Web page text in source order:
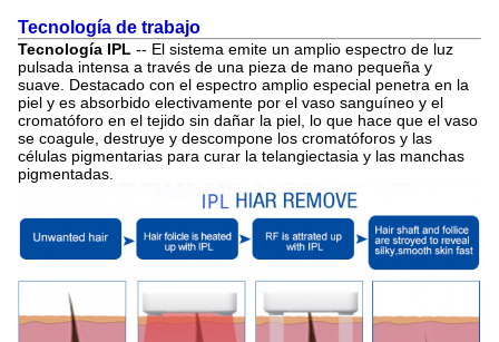
Tecnología de trabajo
Tecnología IPL -- El sistema emite un amplio espectro de luz
pulsada intensa a través de una pieza de mano pequeña y
suave. Destacado con el espectro amplio especial penetra en la
piel y es absorbido electivamente por el vaso sanguíneo y el
cromatóforo en el tejido sin dañar la piel, lo que hace que el vaso
se coagule, destruye y descompone los cromatóforos y las
células pigmentarias para curar la telangiectasia y las manchas
pigmentadas.